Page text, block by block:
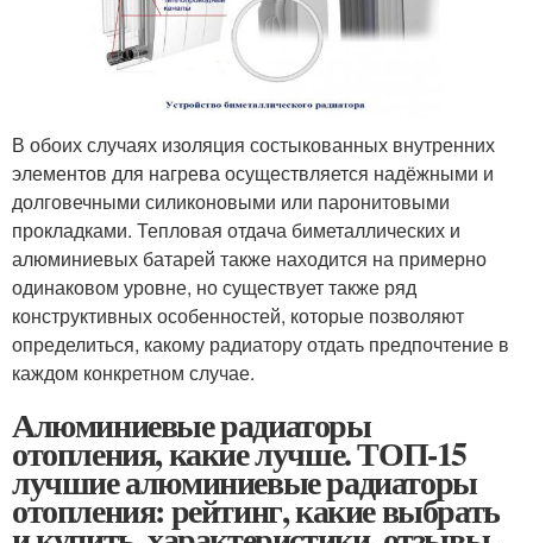
В обоих случаях изоляция состыкованных внутренних
элементов для нагрева осуществляется надёжными и
долговечными силиконовыми или паронитовыми
прокладками. Тепловая отдача биметаллических и
алюминиевых батарей также находится на примерно
одинаковом уровне, но существует также ряд
конструктивных особенностей, которые позволяют
определиться, какому радиатору отдать предпочтение в
каждом конкретном случае.
Алюминиевые радиаторы
отопления, какие лучше. ТОП-15
лучшие алюминиевые радиаторы
отопления: рейтинг, какие выбрать